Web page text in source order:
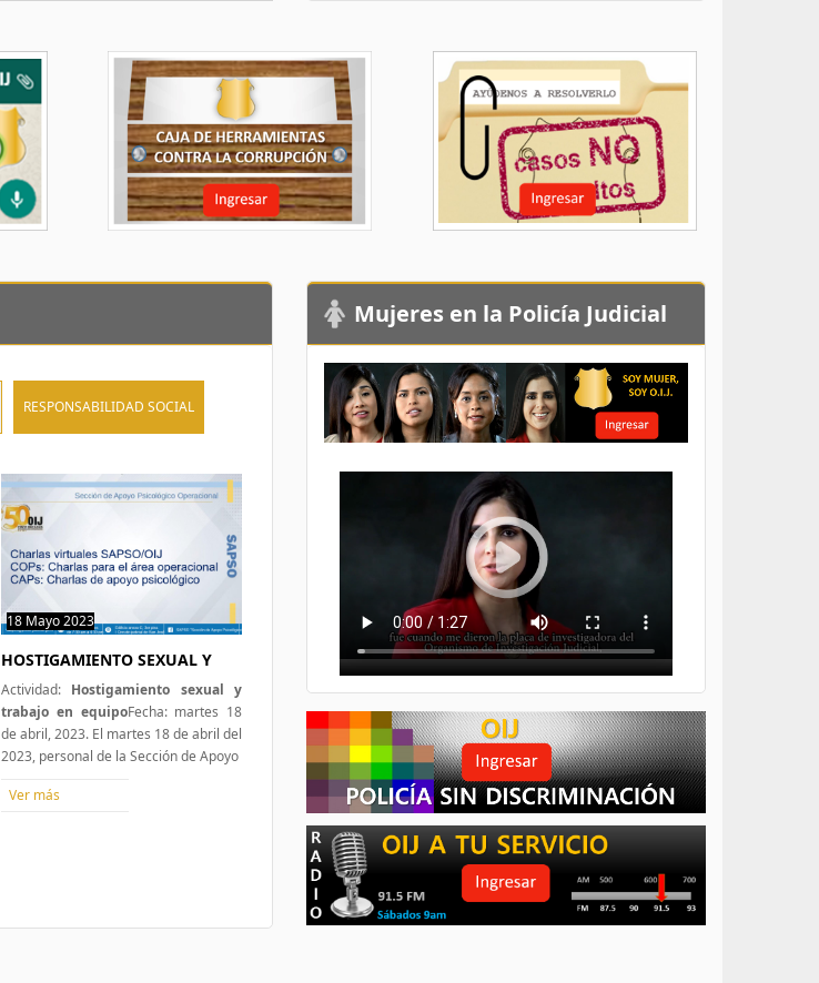
RESPONSABILIDAD SOCIAL
18 Mayo 2023 0 hit
HOSTIGAMIENTO SEXUAL Y
Actividad: Hostigamiento sexual y
trabajo en equipoFecha: martes 18
de abril, 2023. El martes 18 de abril del
2023, personal de la Sección de Apoyo
Ver más
Mujeres en la Policía Judicial